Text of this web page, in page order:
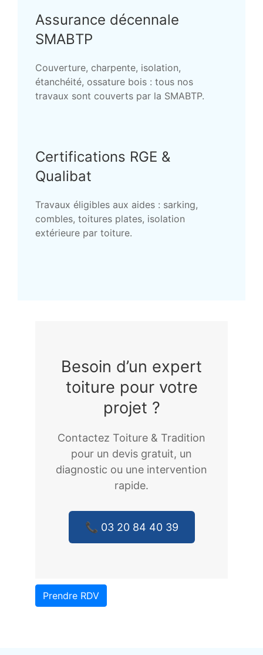
Assurance décennale
SMABTP
Couverture, charpente, isolation,
étanchéité, ossature bois : tous nos
travaux sont couverts par la SMABTP.
Certifications RGE &
Qualibat
Travaux éligibles aux aides : sarking,
combles, toitures plates, isolation
extérieure par toiture.
Besoin d’un expert
toiture pour votre
projet ?
Contactez Toiture & Tradition
pour un devis gratuit, un
diagnostic ou une intervention
rapide.
📞 03 20 84 40 39
Prendre RDV